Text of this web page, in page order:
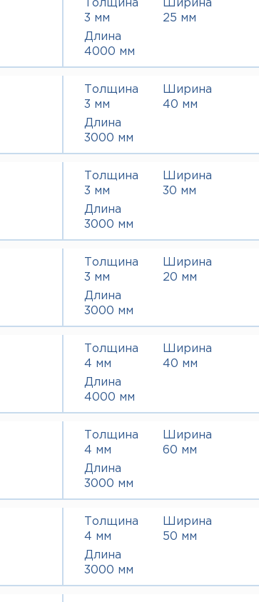
Толщина
3 мм
Ширина
25 мм
Длина
4000 мм
Толщина
3 мм
Ширина
40 мм
Длина
3000 мм
Толщина
3 мм
Ширина
30 мм
Длина
3000 мм
Толщина
3 мм
Ширина
20 мм
Длина
3000 мм
Толщина
4 мм
Ширина
40 мм
Длина
4000 мм
Толщина
4 мм
Ширина
60 мм
Длина
3000 мм
Толщина
4 мм
Ширина
50 мм
Длина
3000 мм